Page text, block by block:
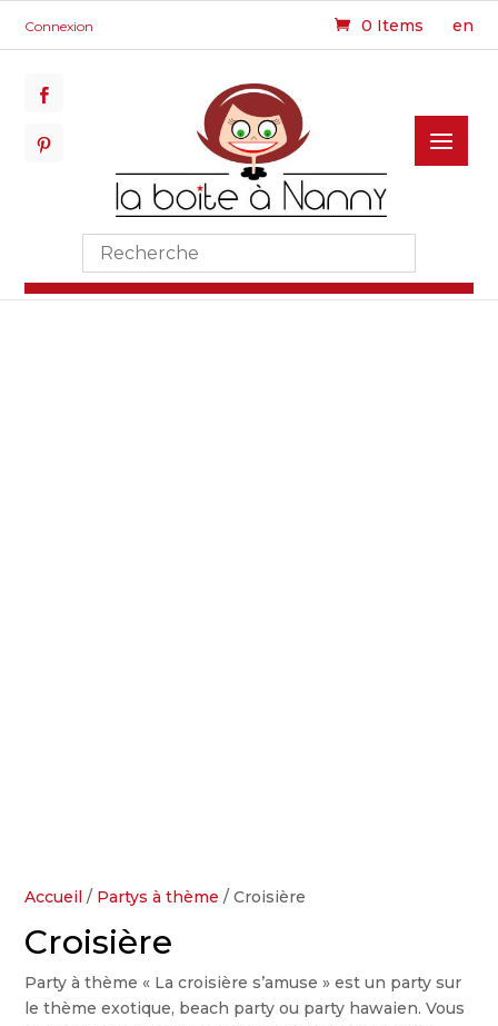
Connexion 0 Items en
Accueil / Partys à thème / Croisière
Croisière
Party à thème « La croisière s’amuse » est un party sur
le thème exotique, beach party ou party hawaien. Vous